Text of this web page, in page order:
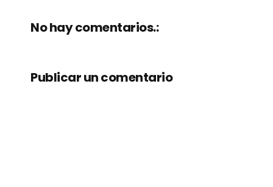
No hay comentarios.:
Publicar un comentario